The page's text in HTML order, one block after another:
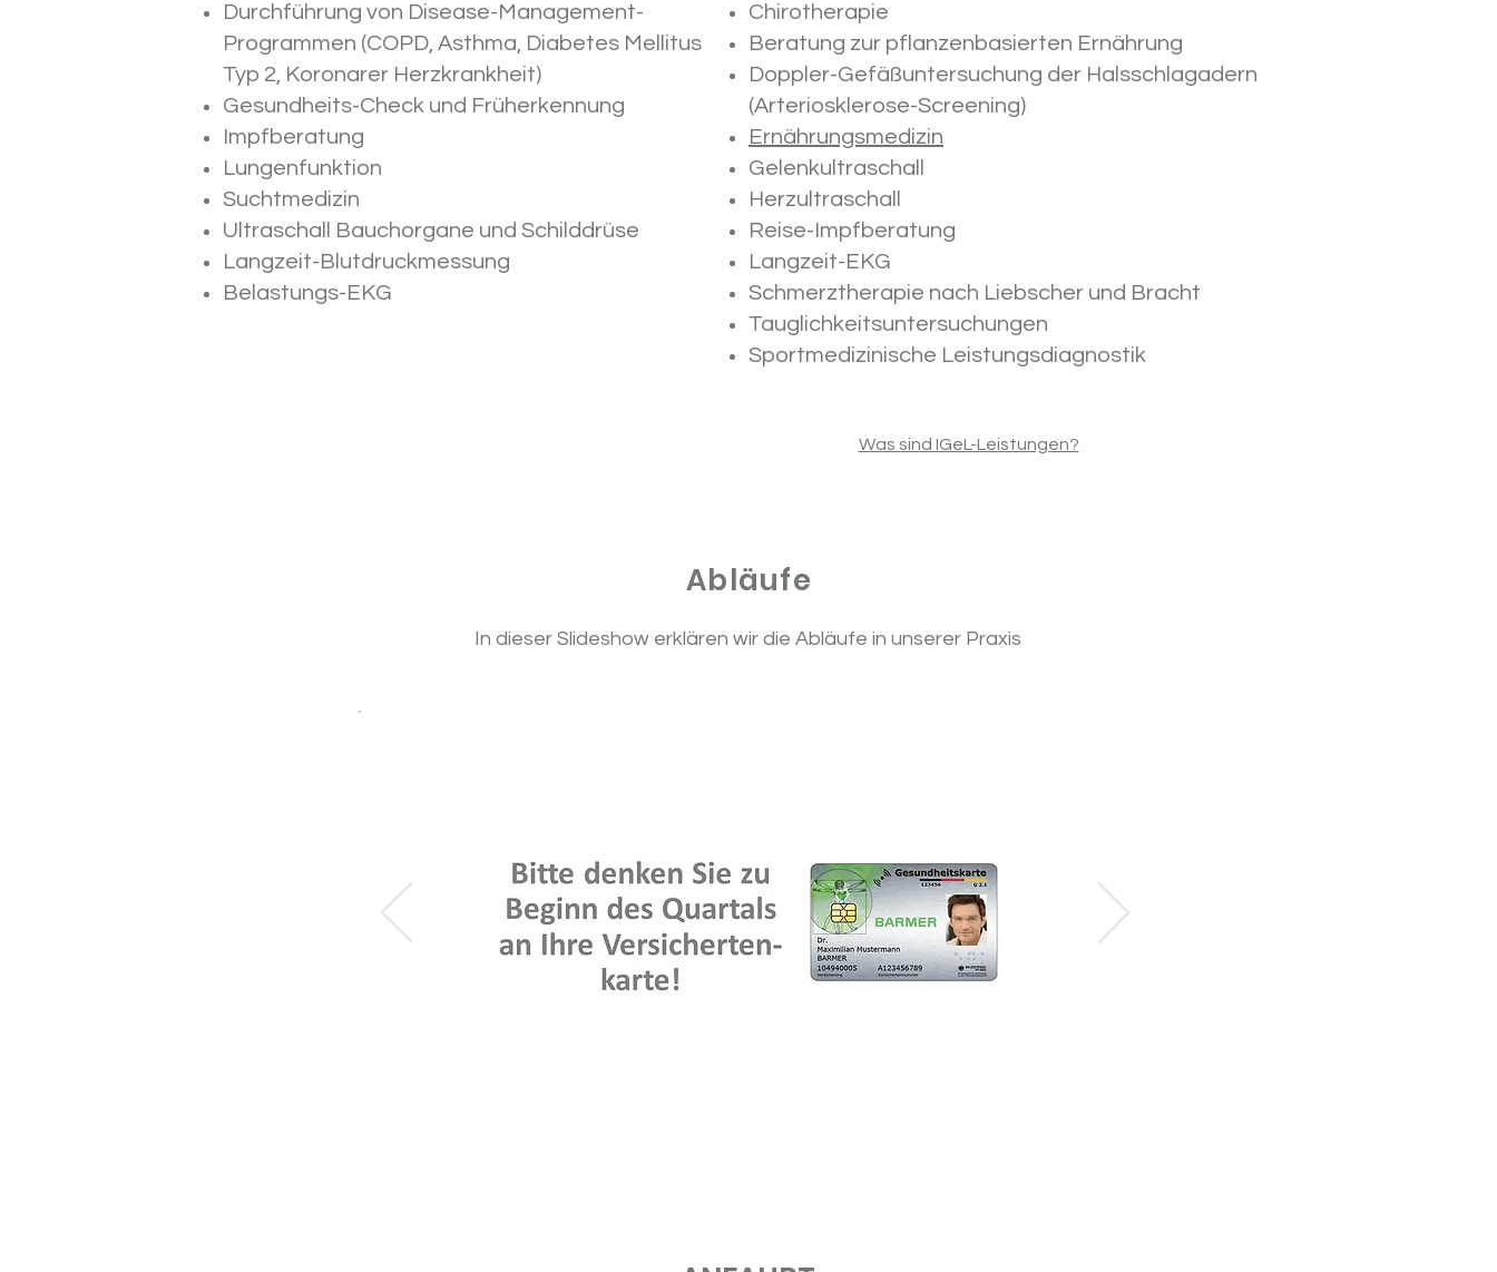
Durchführung von Disease-Management-
Programmen (COPD, Asthma, Diabetes Mellitus
Typ 2, Koronarer Herzkrankheit)
Gesundheits-Check und Früherkennung
Impfberatung
Lungenfunktion
Suchtmedizin
Ultraschall Bauchorgane und Schilddrüse
Langzeit-Blutdruckmessung
Belastungs-EKG
Chirotherapie
Beratung zur pflanzenbasierten Ernährung
Doppler-Gefäßuntersuchung der Halsschlagadern
(Arteriosklerose-Screening)
Ernährungsmedizin
Gelenkultraschall
Herzultraschall
Reise-Impfberatung
Langzeit-EKG
Schmerztherapie nach Liebscher und Bracht
Tauglichkeitsuntersuchungen
Sportmedizinische Leistungsdiagnostik
Was sind IGeL-Leistungen?
Abläufe
In dieser Slideshow erklären wir die Abläufe in unserer Praxis